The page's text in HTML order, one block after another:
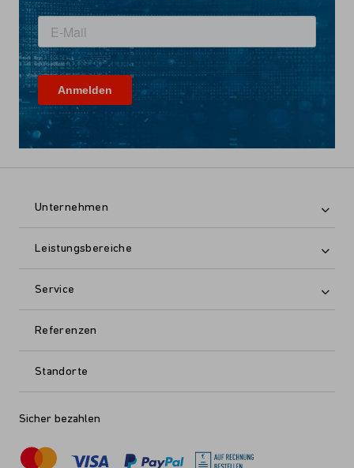
Unternehmen
Leistungsbereiche
Service
Referenzen
Standorte
Sicher bezahlen